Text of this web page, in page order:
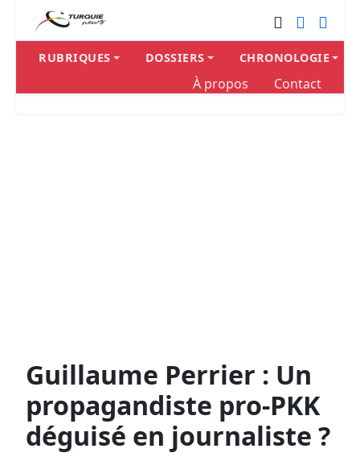
RUBRIQUES DOSSIERS CHRONOLOGIE
À propos Contact
Guillaume Perrier : Un
propagandiste pro-PKK
déguisé en journaliste ?